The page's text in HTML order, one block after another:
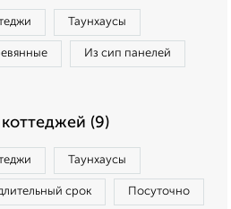
Таунхаусы
Из сип панелей
(9)
Таунхаусы
срок Посуточно